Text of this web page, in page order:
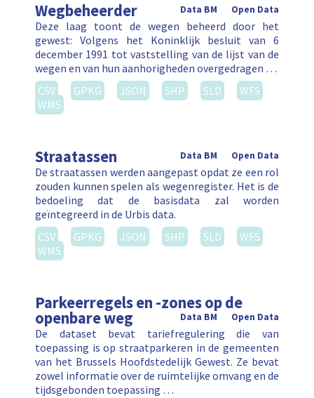
Wegbeheerder Open Data
Data BM
Deze laag toont de wegen beheerd door het
gewest: Volgens het Koninklijk besluit van 6
december 1991 tot vaststelling van de lijst van de
wegen en van hun aanhorigheden overgedragen …
CSV
GPKG JSON SHP SLD
WFS
WMS
Straatassen Open Data
Data BM
De straatassen werden aangepast opdat ze een rol
zouden kunnen spelen als wegenregister. Het is de
bedoeling dat de basisdata zal worden
geïntegreerd in de Urbis data.
CSV
GPKG JSON SHP SLD
WFS
WMS
Parkeerregels en -zones op de
openbare weg Open Data
Data BM
De dataset bevat tariefregulering die van
toepassing is op straatparkeren in de gemeenten
van het Brussels Hoofdstedelijk Gewest. Ze bevat
zowel informatie over de ruimtelijke omvang en de
tijdsgebonden toepassing …